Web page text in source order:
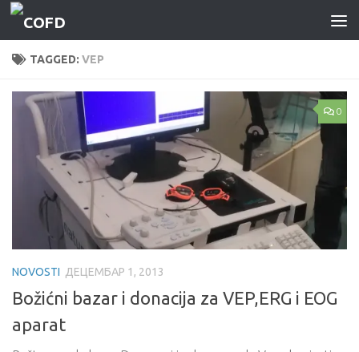
Skip to content
TAGGED: VEP
0
NOVOSTI ДЕЦЕМБАР 1, 2013
Božićni bazar i donacija za VEP,ERG i EOG
aparat